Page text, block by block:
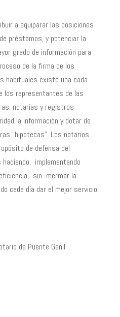
a equiparar las posiciones
préstamos, y potenciar la
grado de información para
de la firma de los
habituales existe una cada
los representantes de las
notarías y registros
la información y dotar de
“hipotecas”. Los notarios
de defensa del
implementando
sin mermar la
cada día dar el mejor servicio
de Puente Genil